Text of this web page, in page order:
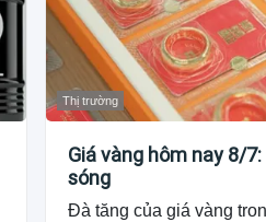
Thị trường
Giá vàng hôm nay 8/
sóng
Đà tăng của giá vàng